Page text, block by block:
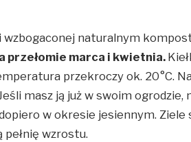
wzbogaconej naturalnym
przełomie marca i kwietnia.
przekroczy ok. 20°C.
masz ją już w swoim ogrodzie,
w okresie jesiennym. Ziele
pełnię wzrostu.